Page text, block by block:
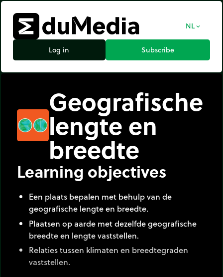
NL expand_more
Log in Subscribe
Geografische
lengte en
breedte
Learning objectives
Een plaats bepalen met behulp van de
geografische lengte en breedte.
Plaatsen op aarde met dezelfde geografische
breedte en lengte vaststellen.
Relaties tussen klimaten en breedtegraden
vaststellen.